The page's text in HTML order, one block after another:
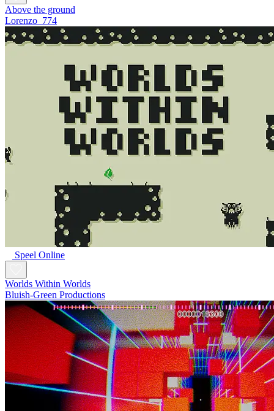
Above the ground
Lorenzo_774
Speel Online
Worlds Within Worlds
Bluish-Green Productions